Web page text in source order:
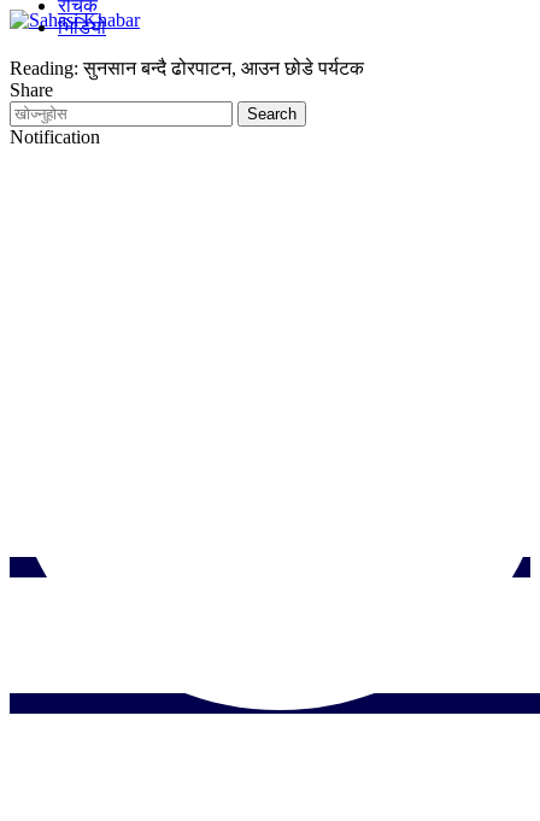
रोचक
भिडियो
Reading: सुनसान बन्दै ढोरपाटन, आउन छोडे पर्यटक
Share
Notification